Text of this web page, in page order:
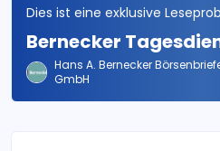
Dies ist eine exklusive
Bernecker
Hans A. Bernecker
GmbH